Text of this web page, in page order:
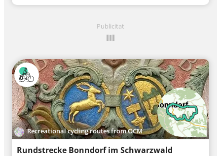
Publicitat
Recreational cycling routes from OCM
Rundstrecke Bonndorf im Schwarzwald